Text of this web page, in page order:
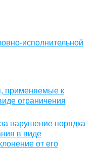
исполнительной
применяемые к
ограничения
нарушение порядка
в виде
от его